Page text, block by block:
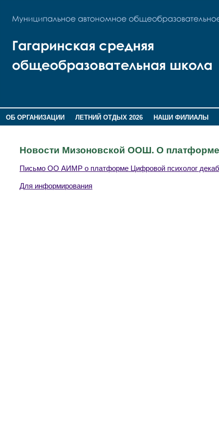
ОБ ОРГАНИЗАЦИИ ЛЕТНИЙ ОТДЫХ 2026
НАШИ ФИЛИАЛЫ
Новости Мизоновской ООШ. О
Письмо ОО АИМР о платформе Цифровой психолог
Для информирования